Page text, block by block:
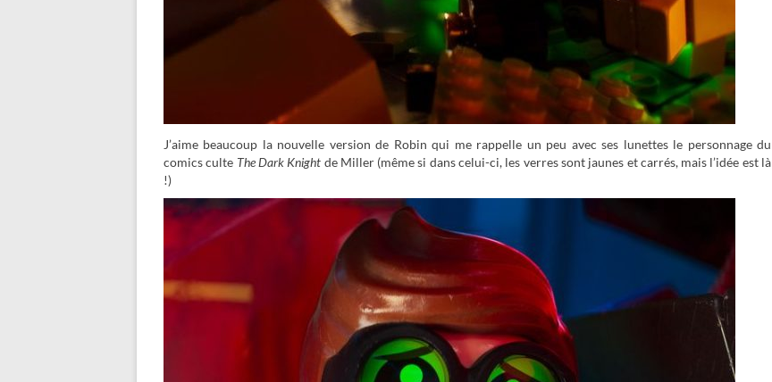
J’aime beaucoup la nouvelle version de Robin qui me rappelle un peu avec ses lunettes le personnage du
comics culte The Dark Knight de Miller (même si dans celui-ci, les verres sont jaunes et carrés, mais l’idée est là
!)